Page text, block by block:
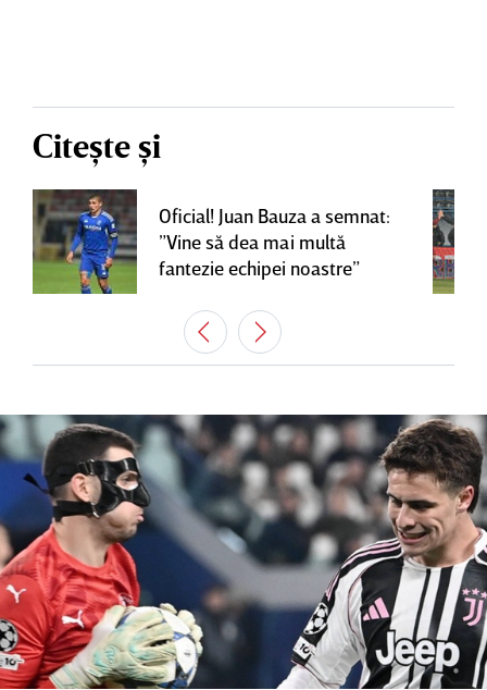
Citește și
Oficial! Juan Bauza a semnat:
”Vine să dea mai multă
fantezie echipei noastre”